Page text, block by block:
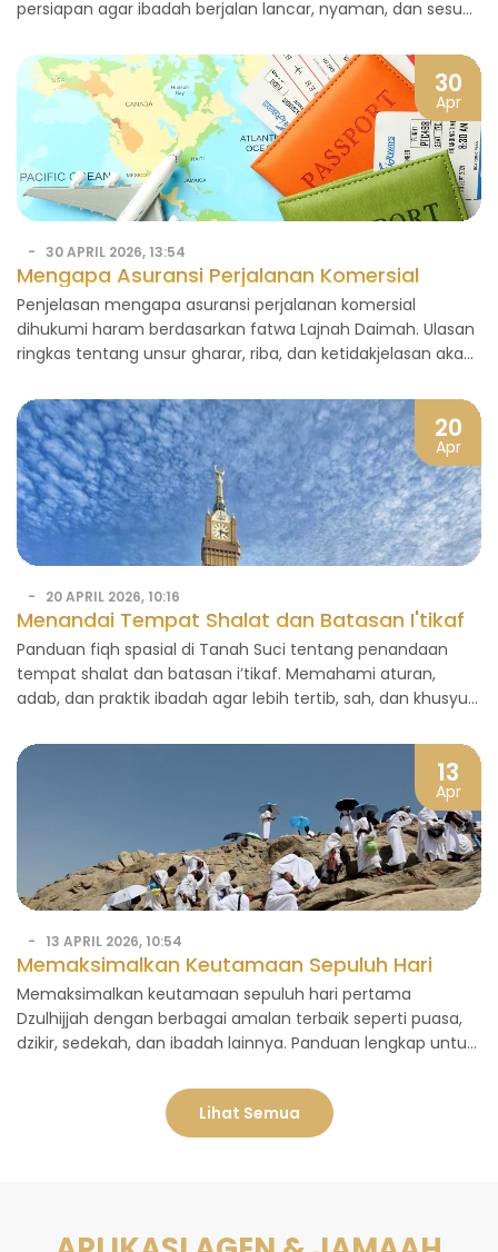
persiapan agar ibadah berjalan lancar, nyaman, dan sesuai
30
Apr
30 APRIL 2026, 13:54
Mengapa Asuransi Perjalanan Komersial
HARAM? (Fatwa Lajnah Daimah)
Penjelasan mengapa asuransi perjalanan komersial
dihukumi haram berdasarkan fatwa Lajnah Daimah. Ulasan
ringkas tentang unsur gharar, riba, dan ketidakjelasan akad
20
Apr
20 APRIL 2026, 10:16
Menandai Tempat Shalat dan Batasan I'tikaf:
Panduan Fiqh Spasial di Tanah Suci
Panduan fiqh spasial di Tanah Suci tentang penandaan
tempat shalat dan batasan i’tikaf. Memahami aturan,
adab, dan praktik ibadah agar lebih tertib, sah, dan khusyuk
13
Apr
13 APRIL 2026, 10:54
Memaksimalkan Keutamaan Sepuluh Hari
Pertama Dzulhijjah: Tinjauan Amalan Terbaik
Memaksimalkan keutamaan sepuluh hari pertama
Dzulhijjah dengan berbagai amalan terbaik seperti puasa,
dzikir, sedekah, dan ibadah lainnya. Panduan lengkap untuk
Lihat Semua